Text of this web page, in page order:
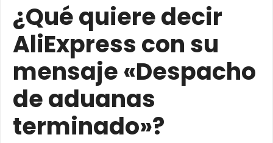
¿Qué quiere decir
AliExpress con su
mensaje «Despacho
de aduanas
terminado»?